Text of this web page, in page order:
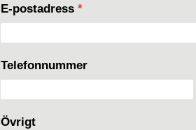
E-postadress*
Telefonnummer
Övrigt